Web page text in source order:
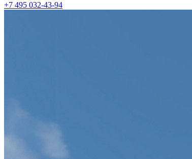
+7 495 032-43-94